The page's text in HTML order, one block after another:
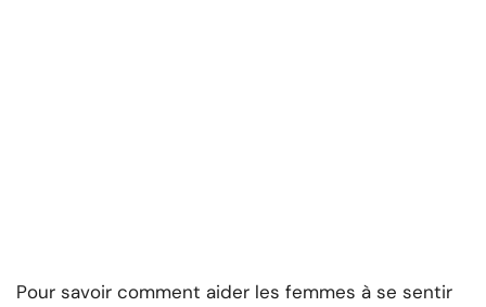
Pour savoir comment aider les femmes à se sentir